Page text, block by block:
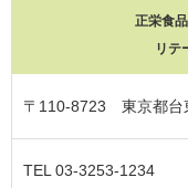
正栄食
リテ
〒110-8723 東京都台
TEL 03-3253-1234